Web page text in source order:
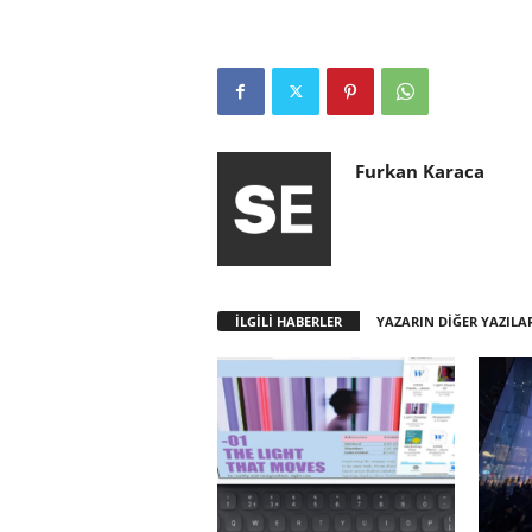
Furkan Karaca
İLGİLİ HABERLER YAZARIN DİĞER